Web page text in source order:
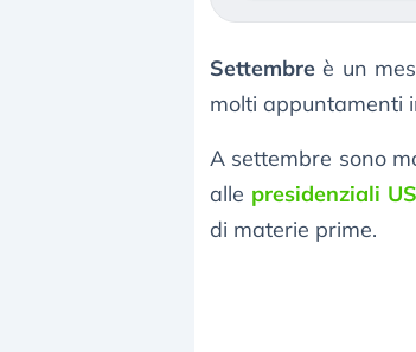
Settembre è un
molti appuntamenti
A settembre sono
alle presidenziali
di materie prime.